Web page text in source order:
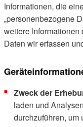
Informationen, die
„personenbezogene
weitere
Daten wir erfassen
Zweck der
laden und
durchzuführen, um